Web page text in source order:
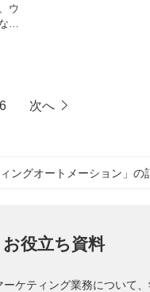
ウ
ど
6 次へ
ィングオートメーション」の
お役立ち資料
ケティング業務について